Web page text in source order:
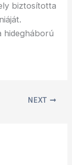
biztosította
hidegháború
NEXT